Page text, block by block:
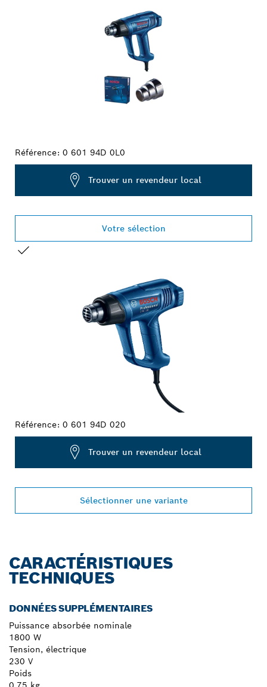
Référence: 0 601 94D 0L0
Trouver un revendeur local
Votre sélection
Référence: 0 601 94D 020
Trouver un revendeur local
Sélectionner une variante
CARACTÉRISTIQUES
TECHNIQUES
DONNÉES SUPPLÉMENTAIRES
Puissance absorbée nominale
1800 W
Tension, électrique
230 V
Poids